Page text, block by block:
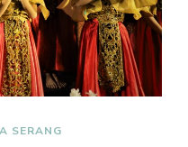
SERANG